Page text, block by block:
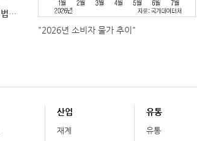
“사실혼도 재산분할 받을 수 있을까”…법원이 살펴보는
"2026년 소비자 물가 추이"
산업
재계
유통
유통